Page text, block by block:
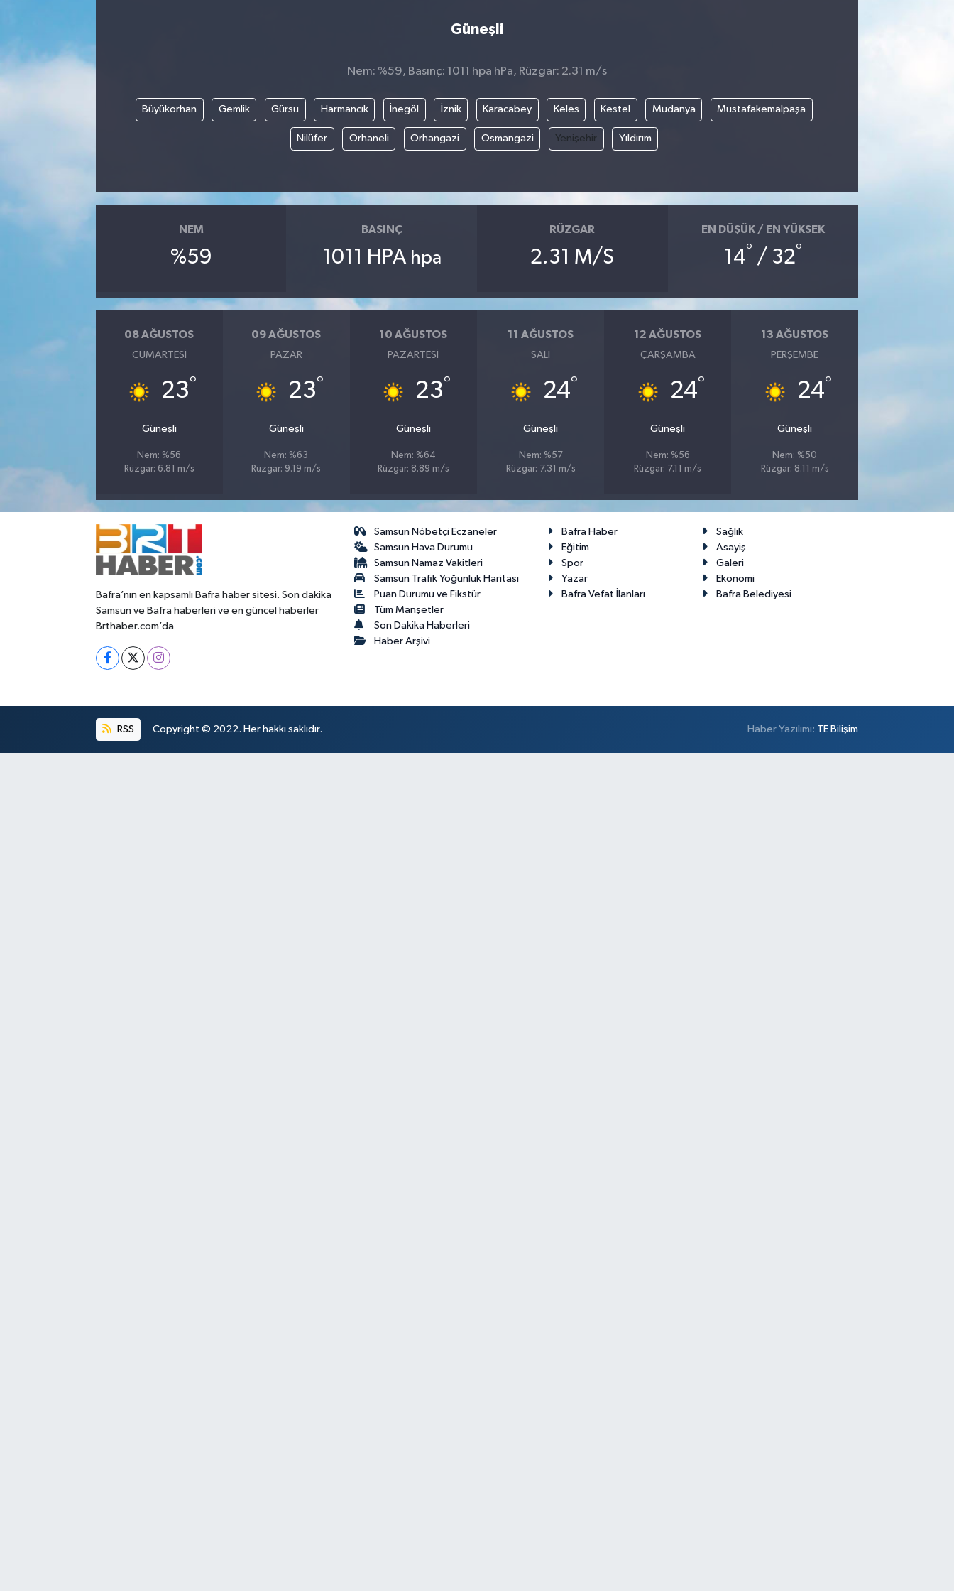
Güneşli
Nem: %59, Basınç: 1011 hpa hPa, Rüzgar: 2.31 m/s
Büyükorhan Gemlik Gürsu Harmancık İnegöl İznik Karacabey Keles Kestel Mudanya Mustafakemalpaşa
Nilüfer Orhaneli Orhangazi Osmangazi Yenişehir Yıldırım
NEM
%59
BASINÇ
1011 HPA hpa
RÜZGAR
2.31 M/S
EN DÜŞÜK / EN YÜKSEK
14° / 32°
08 AĞUSTOS
CUMARTESI
23°
Güneşli
Nem: %56
Rüzgar: 6.81 m/s
09 AĞUSTOS
PAZAR
23°
Güneşli
Nem: %63
Rüzgar: 9.19 m/s
10 AĞUSTOS
PAZARTESI
23°
Güneşli
Nem: %64
Rüzgar: 8.89 m/s
11 AĞUSTOS
SALI
24°
Güneşli
Nem: %57
Rüzgar: 7.31 m/s
12 AĞUSTOS
ÇARŞAMBA
24°
Güneşli
Nem: %56
Rüzgar: 7.11 m/s
13 AĞUSTOS
PERŞEMBE
24°
Güneşli
Nem: %50
Rüzgar: 8.11 m/s
Bafra’nın en kapsamlı Bafra haber sitesi. Son dakika
Samsun ve Bafra haberleri ve en güncel haberler
Brthaber.com’da
Samsun Nöbetçi Eczaneler
Samsun Hava Durumu
Samsun Namaz Vakitleri
Samsun Trafik Yoğunluk Haritası
Puan Durumu ve Fikstür
Tüm Manşetler
Son Dakika Haberleri
Haber Arşivi
Bafra Haber
Sağlık
Eğitim
Asayiş
Spor
Galeri
Yazar
Ekonomi
Bafra Vefat İlanları
Bafra Belediyesi
RSS Copyright © 2022. Her hakkı saklıdır. Haber Yazılımı: TE Bilişim